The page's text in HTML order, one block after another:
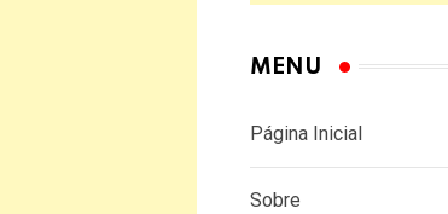
MENU
Página Inicial
Sobre